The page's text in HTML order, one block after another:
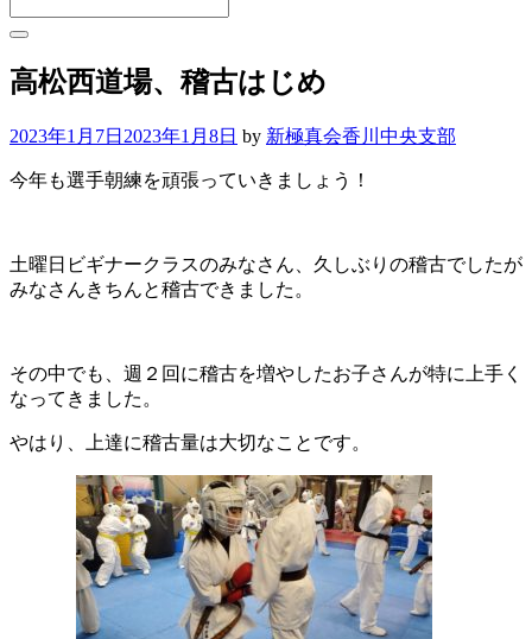
高松西道場、稽古はじめ
2023年1月7日 2023年1月8日 by 新極真会香川中央支部
今年も選手朝練を頑張っていきましょう！
土曜日ビギナークラスのみなさん、久しぶりの稽古でしたが
みなさんきちんと稽古できました。
その中でも、週２回に稽古を増やしたお子さんが特に上手く
なってきました。
やはり、上達に稽古量は大切なことです。